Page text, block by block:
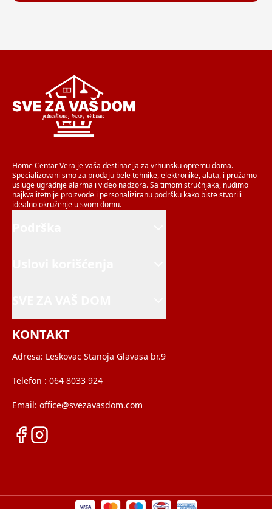
Home Centar Vera je vaša destinacija za vrhunsku opremu doma.
Specializovani smo za prodaju bele tehnike, elektronike, alata, i pružamo
usluge ugradnje alarma i video nadzora. Sa timom stručnjaka, nudimo
najkvalitetnije proizvode i personaliziranu podršku kako biste stvorili
idealno okruženje u svom domu.
KONTAKT
Adresa: Leskovac Stanoja Glavasa br.9
Telefon : 064 8033 924
Email: office@svezavasdom.com